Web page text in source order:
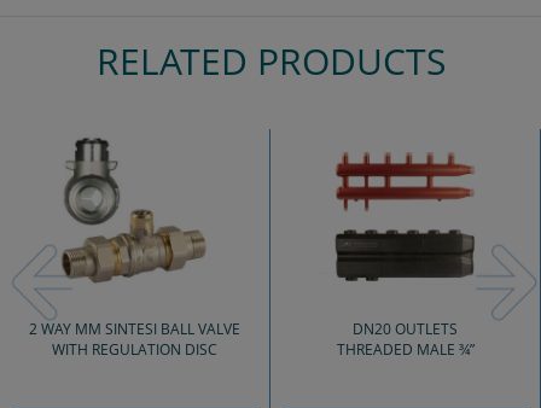
RELATED PRODUCTS
2 WAY MM SINTESI BALL VALVE
WITH REGULATION DISC
DN20 OUTLETS
THREADED MALE ¾”
Previous